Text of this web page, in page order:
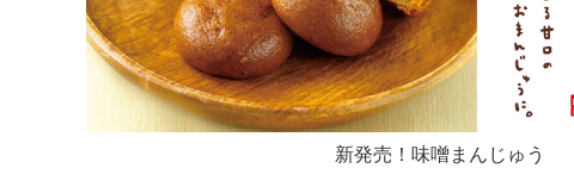
新発売！味噌まんじゅう